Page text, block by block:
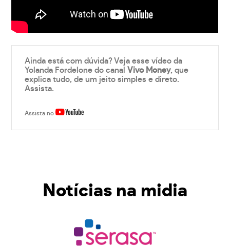
Ainda está com dúvida? Veja esse vídeo da
Yolanda Fordelone do canalVivo Money, que
explica tudo, de um jeito simples e direto.
Assista.
Assista no
Notícias na midia